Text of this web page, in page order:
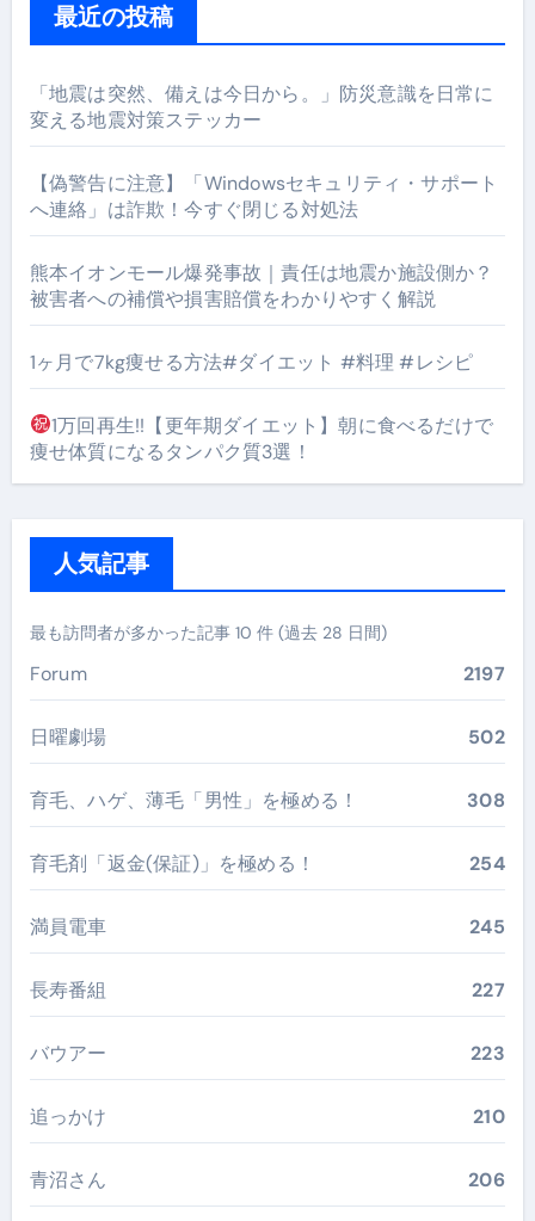
最近の投稿
「地震は突然、備えは今日から。」防災意識を日常に
変える地震対策ステッカー
【偽警告に注意】「Windowsセキュリティ・サポート
へ連絡」は詐欺！今すぐ閉じる対処法
熊本イオンモール爆発事故｜責任は地震か施設側か？
被害者への補償や損害賠償をわかりやすく解説
1ヶ月で7kg痩せる方法#ダイエット #料理 #レシピ
1万回再生!!【更年期ダイエット】朝に食べるだけで
痩せ体質になるタンパク質3選！
人気記事
最も訪問者が多かった記事 10 件 (過去 28 日間)
Forum 2197
日曜劇場 502
育毛、ハゲ、薄毛「男性」を極める！ 308
育毛剤「返金(保証)」を極める！ 254
満員電車 245
長寿番組 227
バウアー 223
追っかけ 210
青沼さん 206